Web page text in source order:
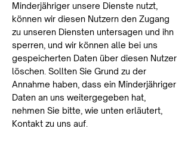
Minderjähriger unsere Dienste nutzt,
können wir diesen Nutzern den Zugang
zu unseren Diensten untersagen und ihn
sperren, und wir können alle bei uns
gespeicherten Daten über diesen Nutzer
löschen. Sollten Sie Grund zu der
Annahme haben, dass ein Minderjähriger
Daten an uns weitergegeben hat,
nehmen Sie bitte, wie unten erläutert,
Kontakt zu uns auf.​